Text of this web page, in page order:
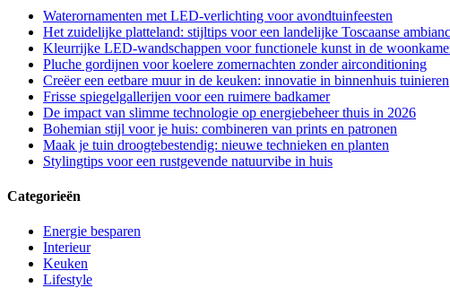
Waterornamenten met LED-verlichting voor avondtuinfeesten
Het zuidelijke platteland: stijltips voor een landelijke Toscaanse
Kleurrijke LED-wandschappen voor functionele kunst in de
Pluche gordijnen voor koelere zomernachten zonder airconditioning
Creëer een eetbare muur in de keuken: innovatie in binnenhuis tuinieren
Frisse spiegelgallerijen voor een ruimere badkamer
De impact van slimme technologie op energiebeheer thuis in 2026
Bohemian stijl voor je huis: combineren van prints en patronen
Maak je tuin droogtebestendig: nieuwe technieken en planten
Stylingtips voor een rustgevende natuurvibe in huis
Categorieën
Energie besparen
Interieur
Keuken
Lifestyle